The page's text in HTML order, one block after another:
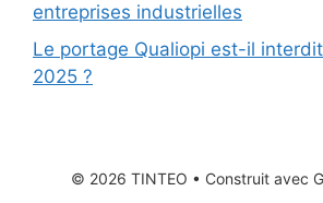
entreprises industrielles
Le portage Qualiopi est-il
2025 ?
© 2026 TINTEO • Construit avec